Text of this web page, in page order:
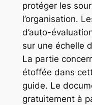
protéger les
l’organisation.
d’auto-
sur une échelle
La partie
étoffée dans
guide. Le
gratuitement à